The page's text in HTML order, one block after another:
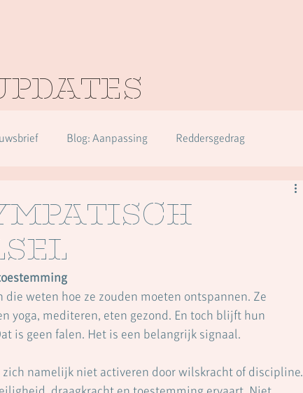
Blog: Aanpassing Reddersgedrag
weten hoe ze zouden moeten ontspannen. Ze
yoga, mediteren, eten gezond. En toch blijft hun
is geen falen. Het is een belangrijk signaal.
namelijk niet activeren door wilskracht of discipline.